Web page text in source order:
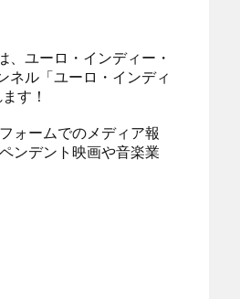
ユーロ・インディー・
ネル「ユーロ・インディ
す！
ォームでのメディア報
ンデント映画や音楽業